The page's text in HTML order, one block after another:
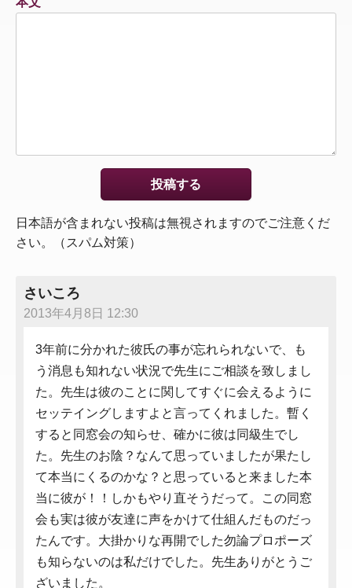
日本語が含まれない投稿は無視されますのでご注意くだ
さい。（スパム対策）
さいころ
2013年4月8日 12:30
3年前に分かれた彼氏の事が忘れられないで、も
う消息も知れない状況で先生にご相談を致しまし
た。先生は彼のことに関してすぐに会えるように
セッテイングしますよと言ってくれました。暫く
すると同窓会の知らせ、確かに彼は同級生でし
た。先生のお陰？なんて思っていましたが果たし
て本当にくるのかな？と思っていると来ました本
当に彼が！！しかもやり直そうだって。この同窓
会も実は彼が友達に声をかけて仕組んだものだっ
たんです。大掛かりな再開でした勿論プロポーズ
も知らないのは私だけでした。先生ありがとうご
ざいました。